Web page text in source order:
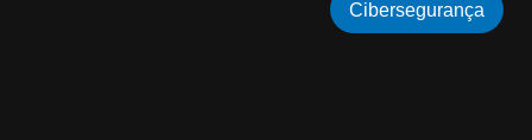
Cibersegurança